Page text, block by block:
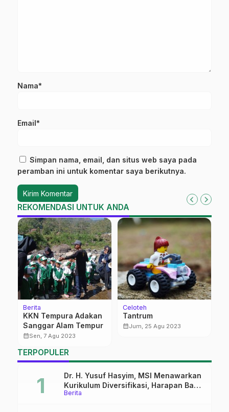
Nama*
Email*
Simpan nama, email, dan situs web saya pada
peramban ini untuk komentar saya berikutnya.
REKOMENDASI UNTUK ANDA
Berita
KKN Tempura Adakan
Sanggar Alam Tempur
calendar_monthSen, 7 Agu 2023
Celoteh
Tantrum
calendar_monthJum, 25 Agu 2023
TERPOPULER
Berita
Dr. H. Yusuf Hasyim, MSI Menawarkan
Kurikulum Diversifikasi, Harapan Baru
dalam dunia pendidikan